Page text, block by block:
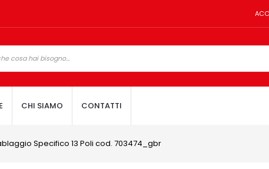
CHI SIAMO CONTATTI
Specifico 13 Poli cod. 703474_gbr